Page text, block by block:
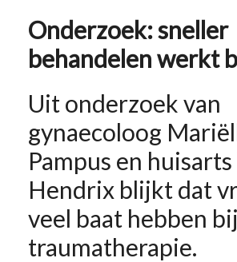
Onderzoek: sneller
behandelen werkt
Uit onderzoek van
gynaecoloog
Pampus en
Hendrix blijkt dat
veel baat hebben
traumatherapie.